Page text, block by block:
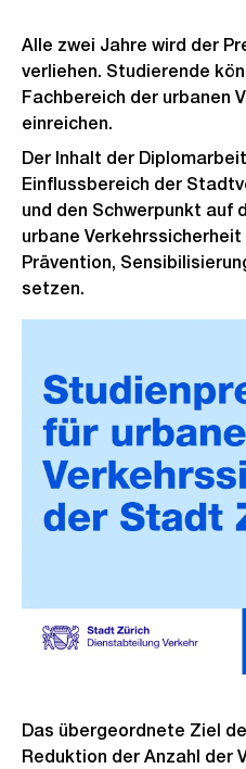
Alle zwei Jahre wird der
verliehen. Studierende
Fachbereich der urbanen
einreichen.
Der Inhalt der
Einflussbereich der
und den Schwerpunkt auf
urbane
Prävention,
setzen.
Das übergeordnete Ziel
Reduktion der Anzahl der